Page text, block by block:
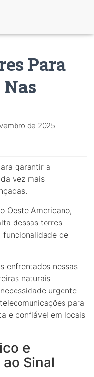
Para
de 2025
garantir a
vez mais
Oeste Americano,
dessas torres
funcionalidade de
enfrentados nessas
naturais
urgente
para
e confiável em locais
e
Sinal